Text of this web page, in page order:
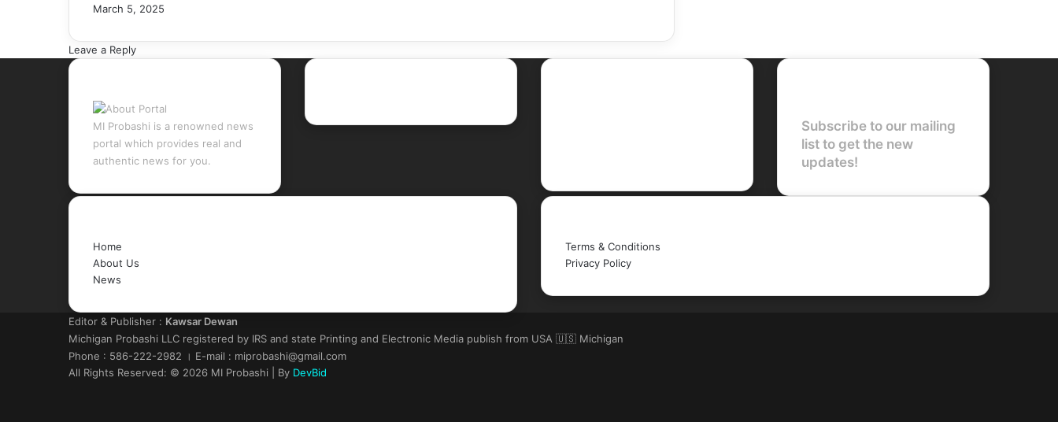
March 5, 2025
Leave a Reply
MI Probashi is a renowned news
portal which provides real and
authentic news for you.
Subscribe to our mailing
list to get the new
updates!
Home
About Us
News
Terms & Conditions
Privacy Policy
Editor & Publisher : Kawsar Dewan
Michigan Probashi LLC registered by IRS and state Printing and Electronic Media publish from USA 🇺🇸 Michigan
Phone : 586-222-2982 । E-mail : miprobashi@gmail.com
All Rights Reserved: © 2026 MI Probashi | By DevBid